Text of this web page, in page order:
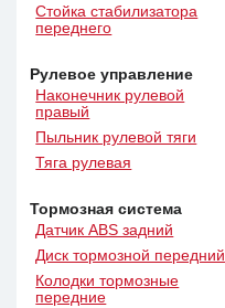
Стойка стабилизатора
переднего
Рулевое управление
Наконечник рулевой
правый
Пыльник рулевой тяги
Тяга рулевая
Тормозная система
Датчик ABS задний
Диск тормозной передний
Колодки тормозные
передние